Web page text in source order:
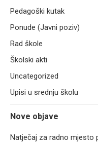
Pedagoški kutak
Ponude (Javni poziv)
Rad škole
Školski akti
Uncategorized
Upisi u srednju školu
Nove objave
Natječaj za radno mjesto